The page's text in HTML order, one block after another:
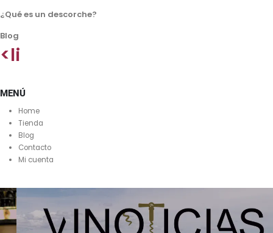
¿Qué es un descorche?
Blog
<li
MENÚ
Home
Tienda
Blog
Contacto
Mi cuenta